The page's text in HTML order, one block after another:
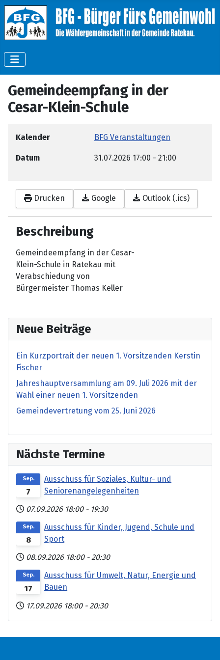
Neue Beiträge
Ein Kurzportrait der neuen 1. Vorsitzenden Kerstin
Fischer
Jahreshauptversammlung am 09. Juli 2026 mit der
Wahl einer neuen 1. Vorsitzenden
Gemeindevertretung vom 25. Juni 2026
Nächste Termine
7
Sep.
Ausschuss für Soziales, Kultur- und
Seniorenangelegenheiten
07.09.2026 18:00 - 19:30
8
Sep.
Ausschuss für Kinder, Jugend, Schule und
Sport
08.09.2026 18:00 - 20:30
17
Sep.
Ausschuss für Umwelt, Natur, Energie und
Bauen
17.09.2026 18:00 - 20:30
Gemeindeempfang in der
Cesar-Klein-Schule
Kalender BFG Veranstaltungen
Datum 31.07.2026 17:00 - 21:00
Drucken Google Outlook (.ics)
Beschreibung
Gemeindeempfang in der Cesar-
Klein-Schule in Ratekau mit
Verabschiedung von
Bürgermeister Thomas Keller